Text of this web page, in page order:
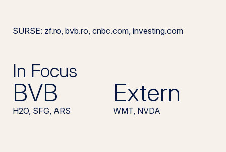
SURSE: zf.ro, bvb.ro, cnbc.com, investing.com
In Focus
BVB
H2O, SFG, ARS
Extern
WMT, NVDA